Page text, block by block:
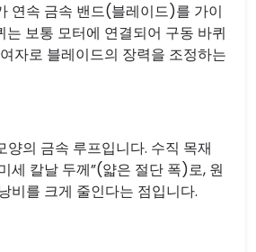
연속 금속 밴드(블레이드)를 가이
는 보통 모터에 연결되어 구동 바퀴
자로 블레이드의 장력을 조정하는
양의 금속 루프입니다. 수직 목재
세 칼날 두께”(얇은 절단 폭)로, 원
비를 크게 줄인다는 점입니다.